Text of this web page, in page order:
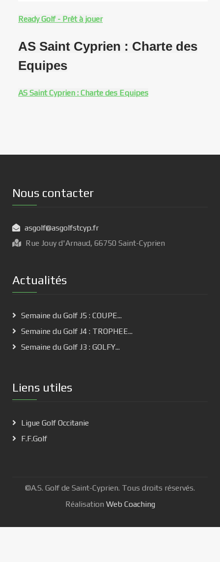
Ready Golf - Prêt à jouer
AS Saint Cyprien : Charte des
Equipes
AS Saint Cyprien : Charte des Equipes
Nous contacter
asgolf@asgolfstcyp.fr
Rue Jouy d'Arnaud, 66750 Saint-Cyprien
Actualités
Semaine du Golf J5 : COUPE...
Semaine du Golf J4 : TROPHEE...
Semaine du Golf J3 : GOLFY...
Liens utiles
Ligue Golf Occitanie
F.F.Golf
©A.S. Golf de Saint-Cyprien. Tous droits réservés.
Réalisation Web Coaching